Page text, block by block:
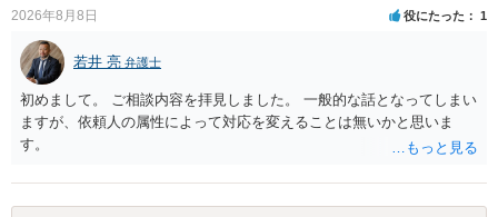
2026年8月8日 役にたった 1
若井 亮 弁護士
初めまして。 ご相談内容を拝見しました。 一般的な話となってしまい
ますが、依頼人の属性によって対応を変えることは無いかと思いま
す。